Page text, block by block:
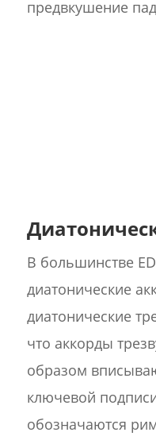
предвкушение
В большинстве
диатонические
диатонические
что аккорды
образом
ключевой
обозначаются